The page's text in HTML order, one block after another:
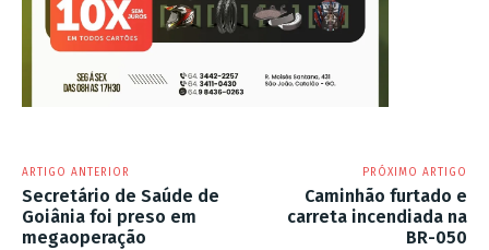
ARTIGO ANTERIOR
Secretário de Saúde de
Goiânia foi preso em
megaoperação
PRÓXIMO ARTIGO
Caminhão furtado e
carreta incendiada na
BR-050